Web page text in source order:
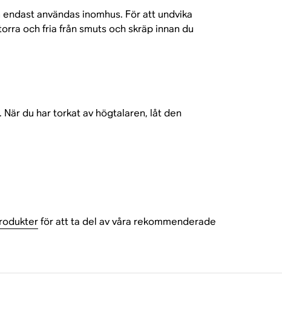
användas inomhus. För att undvika
och fria från smuts och skräp innan du
du har torkat av högtalaren, låt den
för att ta del av våra rekommenderade